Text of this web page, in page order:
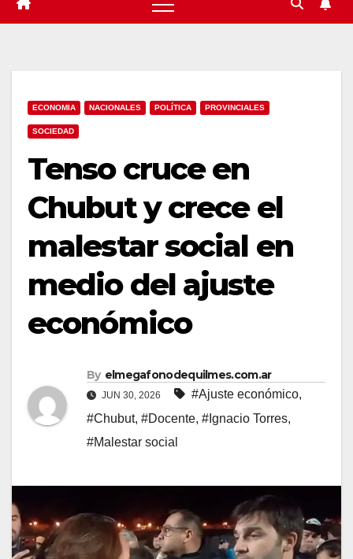
ECONOMIA NACIONALES POLÍTICA PROVINCIALES
SOCIEDAD
Tenso cruce en
Chubut y crece el
malestar social en
medio del ajuste
económico
By elmegafonodequilmes.com.ar
JUN 30, 2026 #Ajuste económico,
#Chubut, #Docente, #Ignacio Torres,
#Malestar social